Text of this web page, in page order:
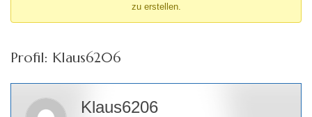
zu erstellen.
Profil: Klaus6206
Klaus6206